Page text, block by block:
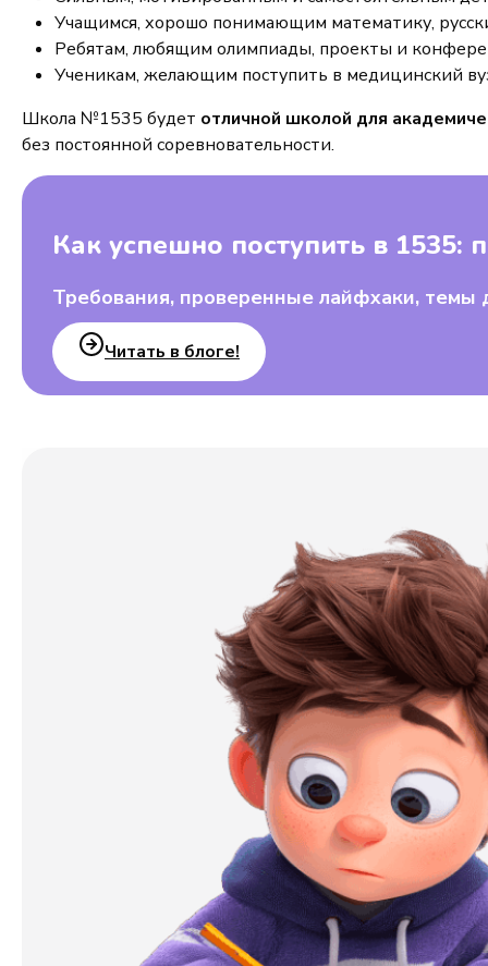
Учащимся, хорошо понимающим математику,
Ребятам, любящим олимпиады, проекты и
Ученикам, желающим поступить в медицинский
Школа №1535 будет отличной школой для
без постоянной соревновательности.
Как успешно поступить в
Требования, проверенные лайфхаки,
Читать в блоге!